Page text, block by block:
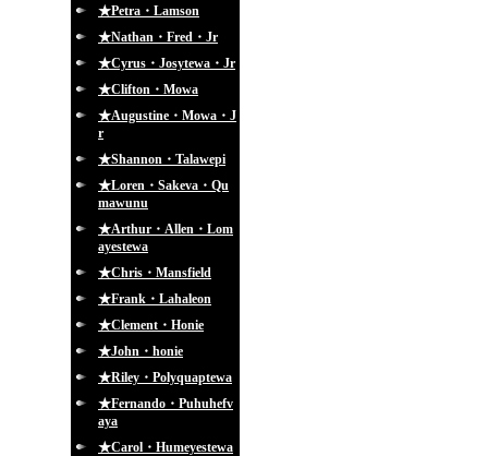
★Petra・Lamson
★Nathan・Fred・Jr
★Cyrus・Josytewa・Jr
★Clifton・Mowa
★Augustine・Mowa・J
r
★Shannon・Talawepi
★Loren・Sakeva・Qu
mawunu
★Arthur・Allen・Lom
ayestewa
★Chris・Mansfield
★Frank・Lahaleon
★Clement・Honie
★John・honie
★Riley・Polyquaptewa
★Fernando・Puhuhefv
aya
★Carol・Humeyestewa